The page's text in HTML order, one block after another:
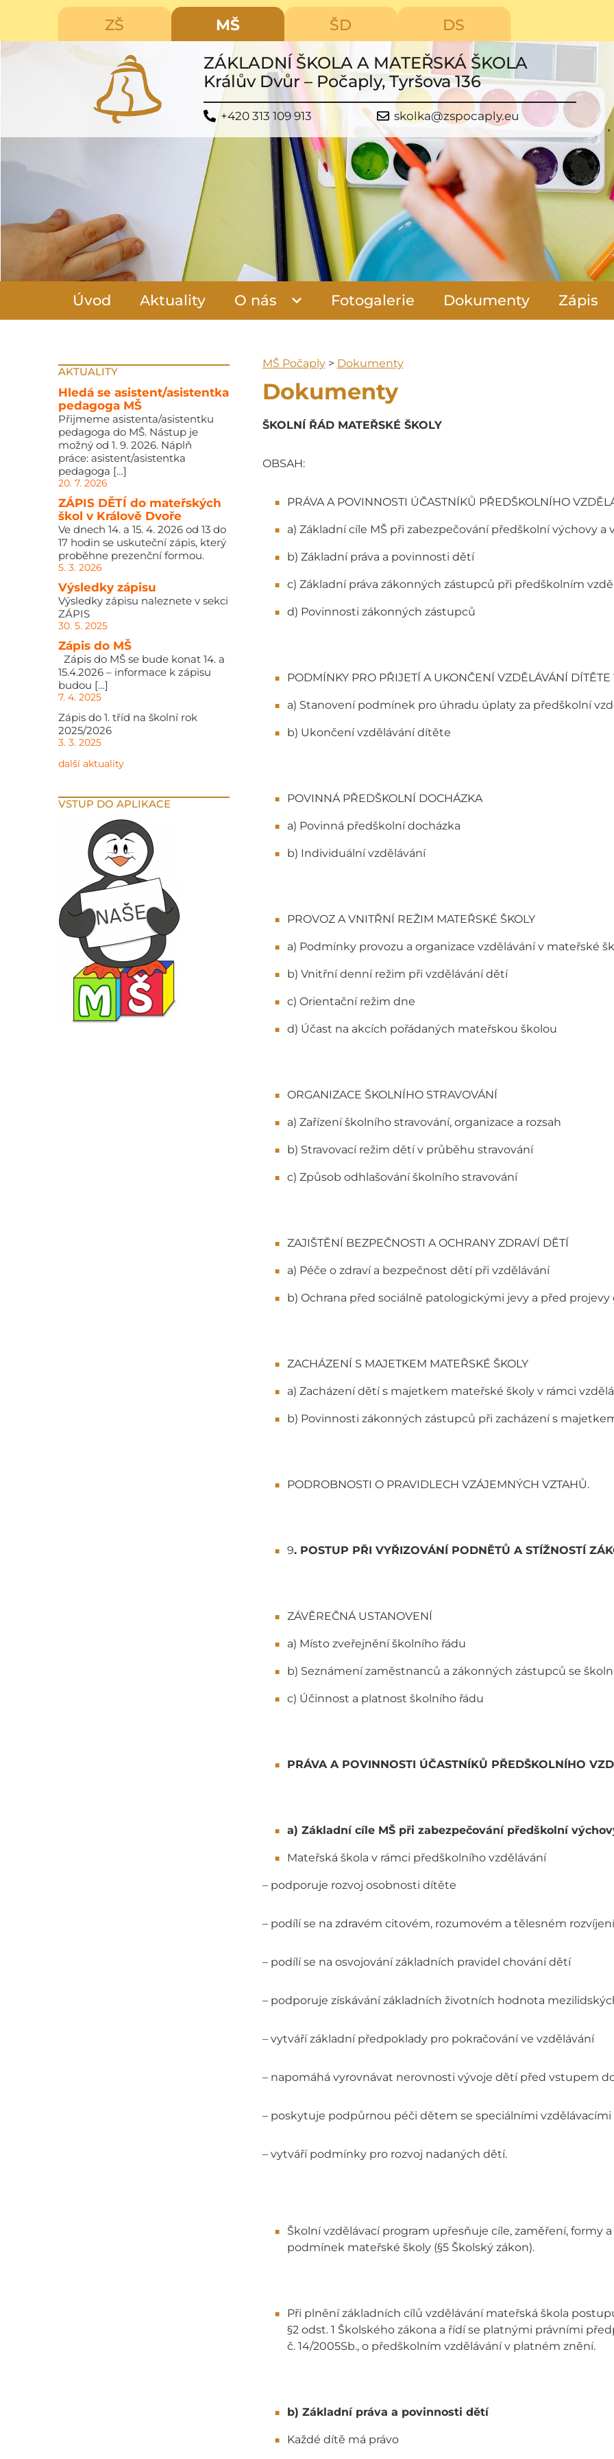
ZŠ MŠ ŠD DS
ZÁKLADNÍ ŠKOLA A MATEŘSKÁ ŠKOLA
Králův Dvůr – Počaply, Tyršova 136
+420 313 109 913 skolka@zspocaply.eu
Úvod Aktuality O nás Fotogalerie Dokumenty Zápis
AKTUALITY
Hledá se asistent/asistentka
pedagoga MŠ
Přijmeme asistenta/asistentku
pedagoga do MŠ. Nástup je
možný od 1. 9. 2026. Náplň
práce: asistent/asistentka
pedagoga […]
20. 7. 2026
ZÁPIS DĚTÍ do mateřských
škol v Králově Dvoře
Ve dnech 14. a 15. 4. 2026 od 13 do
17 hodin se uskuteční zápis, který
proběhne prezenční formou.
5. 3. 2026
Výsledky zápisu
Výsledky zápisu naleznete v sekci
ZÁPIS
30. 5. 2025
Zápis do MŠ
Zápis do MŠ se bude konat 14. a
15.4.2026 – informace k zápisu
budou […]
7. 4. 2025
Zápis do 1. tříd na školní rok
2025/2026
3. 3. 2025
další aktuality
VSTUP DO APLIKACE
MŠ Počaply> Dokumenty
Dokumenty
ŠKOLNÍ ŘÁD MATEŘSKÉ ŠKOLY
OBSAH:
PRÁVA A POVINNOSTI ÚČASTNÍKŮ PŘEDŠKOLNÍHO
a) Základní cíle MŠ při zabezpečování předškolní výchovy a
b) Základní práva a povinnosti dětí
c) Základní práva zákonných zástupců při předškolním
d) Povinnosti zákonných zástupců
PODMÍNKY PRO PŘIJETÍ A UKONČENÍ VZDĚLÁVÁNÍ DÍTĚTE
a) Stanovení podmínek pro úhradu úplaty za předškolní
b) Ukončení vzdělávání dítěte
POVINNÁ PŘEDŠKOLNÍ DOCHÁZKA
a) Povinná předškolní docházka
b) Individuální vzdělávání
PROVOZ A VNITŘNÍ REŽIM MATEŘSKÉ ŠKOLY
a) Podmínky provozu a organizace vzdělávání v mateřské
b) Vnitřní denní režim při vzdělávání dětí
c) Orientační režim dne
d) Účast na akcích pořádaných mateřskou školou
ORGANIZACE ŠKOLNÍHO STRAVOVÁNÍ
a) Zařízení školního stravování, organizace a rozsah
b) Stravovací režim dětí v průběhu stravování
c) Způsob odhlašování školního stravování
ZAJIŠTĚNÍ BEZPEČNOSTI A OCHRANY ZDRAVÍ DĚTÍ
a) Péče o zdraví a bezpečnost dětí při vzdělávání
b) Ochrana před sociálně patologickými jevy a před
ZACHÁZENÍ S MAJETKEM MATEŘSKÉ ŠKOLY
a) Zacházení dětí s majetkem mateřské školy v rámci
b) Povinnosti zákonných zástupců při zacházení s
PODROBNOSTI O PRAVIDLECH VZÁJEMNÝCH VZTAHŮ.
9. POSTUP PŘI VYŘIZOVÁNÍ PODNĚTŮ A STÍŽNOSTÍ
ZÁVĚREČNÁ USTANOVENÍ
a) Místo zveřejnění školního řádu
b) Seznámení zaměstnanců a zákonných zástupců se
c) Účinnost a platnost školního řádu
PRÁVA A POVINNOSTI ÚČASTNÍKŮ PŘEDŠKOLNÍHO
a) Základní cíle MŠ při zabezpečování předškolní
Mateřská škola v rámci předškolního vzdělávání
– podporuje rozvoj osobnosti dítěte
– podílí se na zdravém citovém, rozumovém a tělesném
– podílí se na osvojování základních pravidel chování dětí
– podporuje získávání základních životních hodnota
– vytváří základní předpoklady pro pokračování ve vzdělávání
– napomáhá vyrovnávat nerovnosti vývoje dětí před vstupem
– poskytuje podpůrnou péči dětem se speciálními
– vytváří podmínky pro rozvoj nadaných dětí.
Školní vzdělávací program upřesňuje cíle, zaměření, formy
podmínek mateřské školy (§5 Školský zákon).
Při plnění základních cílů vzdělávání mateřská škola
§2 odst. 1 Školského zákona a řídí se platnými právními
č. 14/2005Sb., o předškolním vzdělávání v platném znění.
b) Základní práva a povinnosti dětí
Každé dítě má právo